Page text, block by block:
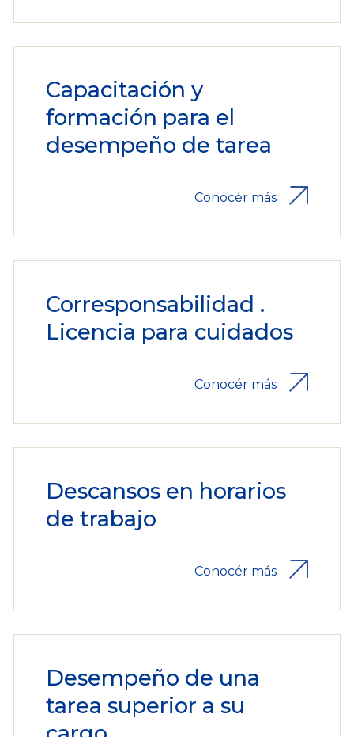
Capacitación y
formación para el
desempeño de tarea
Conocér más
Corresponsabilidad .
Licencia para cuidados
Conocér más
Descansos en horarios
de trabajo
Conocér más
Desempeño de una
tarea superior a su